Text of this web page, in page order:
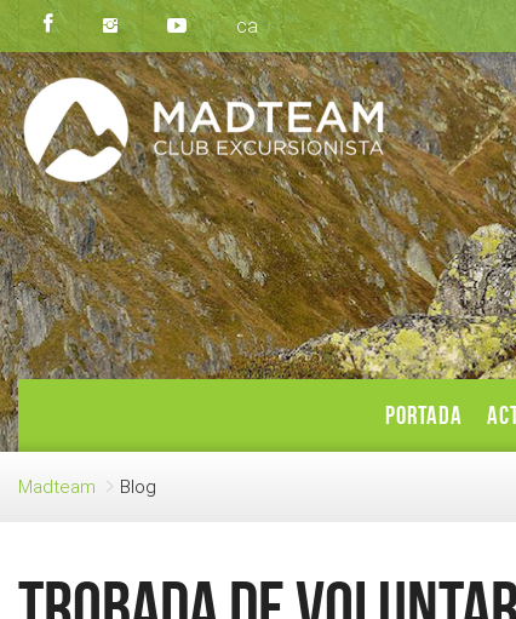
ca
PORTADA
Madteam Blog